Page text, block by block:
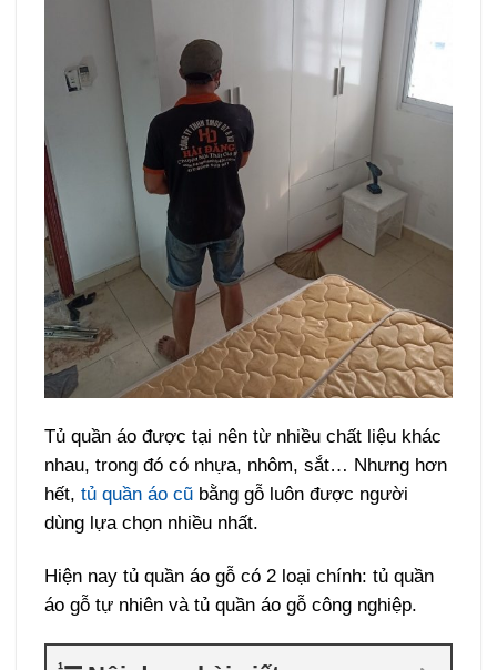
Tủ quần áo được tại nên từ nhiều chất liệu khác
nhau, trong đó có nhựa, nhôm, sắt… Nhưng hơn
hết,tủ quần áo cũ bằng gỗ luôn được người
dùng lựa chọn nhiều nhất.
Hiện nay tủ quần áo gỗ có 2 loại chính: tủ quần
áo gỗ tự nhiên và tủ quần áo gỗ công nghiệp.